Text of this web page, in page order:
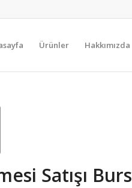
Ürünler Hakkımızda
Satışı